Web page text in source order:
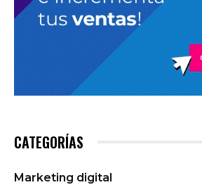
CATEGORÍAS
Marketing digital